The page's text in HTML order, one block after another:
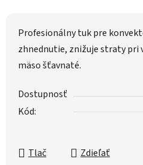
Profesionálny tuk pre
zhnednutie, znižuje straty pri
mäso šťavnaté.
Dostupnosť
Kód:
Tlač Zdieľať